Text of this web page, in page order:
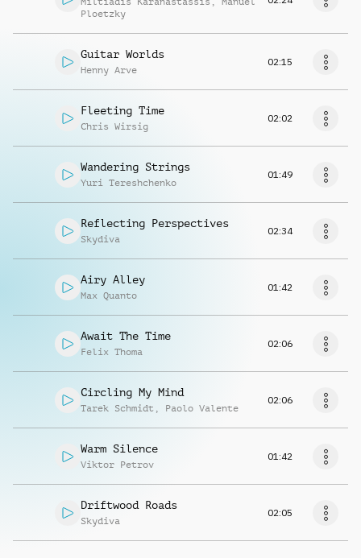
Ploetzky
Guitar Worlds
Henny Arve
02:15
Fleeting Time
Chris Wirsig
02:02
Wandering Strings
Yuri Tereshchenko
01:49
Reflecting Perspectives
Skydiva
02:34
Airy Alley
Max Quanto
01:42
Await The Time
Felix Thoma
02:06
Circling My Mind
Tarek Schmidt , Paolo Valente
02:06
Warm Silence
Viktor Petrov
01:42
Driftwood Roads
Skydiva
02:05